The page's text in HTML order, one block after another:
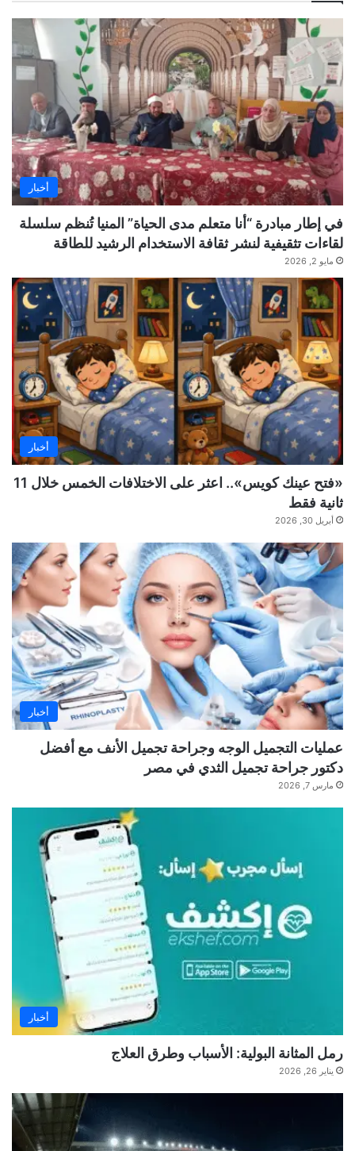
أخبار
في إطار مبادرة “أنا متعلم مدى الحياة” المنيا تُنظم سلسلة
لقاءات تثقيفية لنشر ثقافة الاستخدام الرشيد للطاقة
مايو 2, 2026
أخبار
«فتح عينك كويس».. اعثر على الاختلافات الخمس خلال 11
ثانية فقط
أبريل 30, 2026
أخبار
عمليات التجميل الوجه وجراحة تجميل الأنف مع أفضل
دكتور جراحة تجميل الثدي في مصر
مارس 7, 2026
أخبار
رمل المثانة البولية: الأسباب وطرق العلاج
يناير 26, 2026